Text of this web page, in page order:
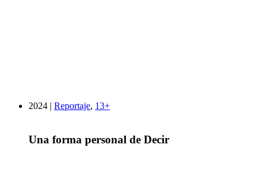
2024 | Reportaje, 13+
Una forma personal de Decir